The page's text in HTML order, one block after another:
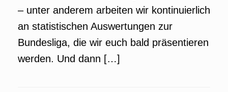
– unter anderem arbeiten wir kontinuierlich
an statistischen Auswertungen zur
Bundesliga, die wir euch bald präsentieren
werden. Und dann […]